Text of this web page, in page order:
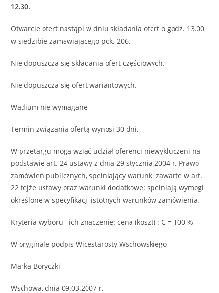
12.30.
Otwarcie ofert nastąpi w dniu składania ofert o godz. 13.00
w siedzibie zamawiającego pok. 206.
Nie dopuszcza się składania ofert częściowych.
Nie dopuszcza się ofert wariantowych.
Wadium nie wymagane
Termin związania ofertą wynosi 30 dni.
W przetargu mogą wziąć udział oferenci niewykluczeni na
podstawie art. 24 ustawy z dnia 29 stycznia 2004 r. Prawo
zamówień publicznych, spełniający warunki zawarte w art.
22 tejże ustawy oraz warunki dodatkowe: spełniają wymogi
określone w specyfikacji istotnych warunków zamówienia.
Kryteria wyboru i ich znaczenie: cena (koszt) : C = 100 %
W oryginale podpis Wicestarosty Wschowskiego
Marka Boryczki
Wschowa, dnia 09.03.2007 r.